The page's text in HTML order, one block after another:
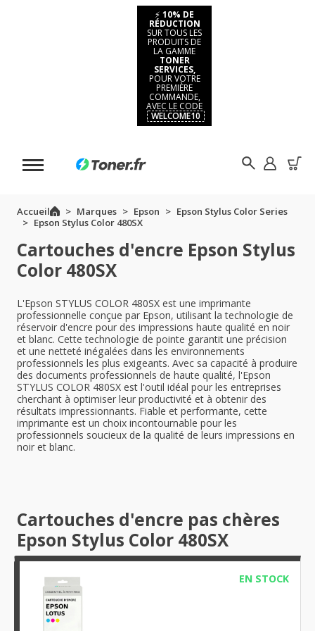
⚡ 10% DE
RÉDUCTION
SUR TOUS LES
PRODUITS DE
LA GAMME
TONER
SERVICES,
POUR VOTRE
PREMIÈRE
COMMANDE,
AVEC LE CODE
WELCOME10
Accueil Marques Epson
Epson Stylus Color Series
Epson Stylus Color 480SX
Cartouches d'encre Epson Stylus
Color 480SX
L'Epson STYLUS COLOR 480SX est une imprimante
professionnelle conçue par Epson, utilisant la technologie de
réservoir d'encre pour des impressions haute qualité en noir
et blanc. Cette technologie de pointe garantit une précision
et une netteté inégalées dans les environnements
professionnels les plus exigeants. Avec sa capacité à produire
des documents professionnels de haute qualité, l'Epson
STYLUS COLOR 480SX est l'outil idéal pour les entreprises
cherchant à optimiser leur productivité et à obtenir des
résultats impressionnants. Fiable et performante, cette
imprimante est un choix incontournable pour les
professionnels soucieux de la qualité de leurs impressions en
noir et blanc.
Cartouches d'encre pas chères
Epson Stylus Color 480SX
EN STOCK